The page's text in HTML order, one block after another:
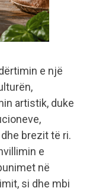
e një
artistik, duke
brezit të ri.
e
në
si dhe mbi